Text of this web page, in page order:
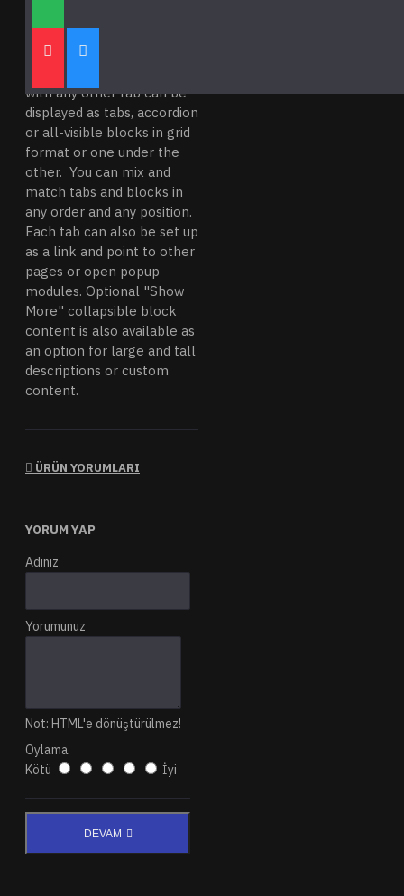
with any other tab can be
displayed as tabs, accordion
or all-visible blocks in grid
format or one under the
other. You can mix and
match tabs and blocks in
any order and any position.
Each tab can also be set up
as a link and point to other
pages or open popup
modules. Optional "Show
More" collapsible block
content is also available as
an option for large and tall
descriptions or custom
content.
ÜRÜN YORUMLARI
YORUM YAP
Adınız
Yorumunuz
Not: HTML'e dönüştürülmez!
Oylama
Kötü
İyi
DEVAM